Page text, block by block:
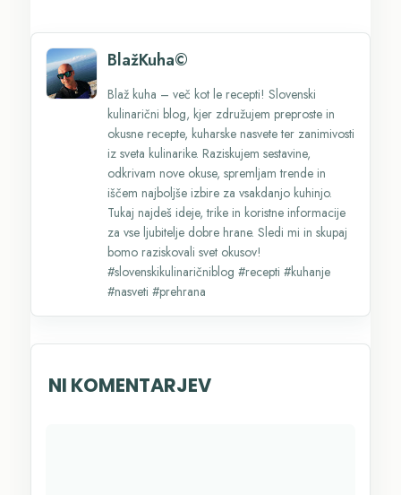
BlažKuha©
Blaž kuha – več kot le recepti! Slovenski
kulinarični blog, kjer združujem preproste in
okusne recepte, kuharske nasvete ter zanimivosti
iz sveta kulinarike. Raziskujem sestavine,
odkrivam nove okuse, spremljam trende in
iščem najboljše izbire za vsakdanjo kuhinjo.
Tukaj najdeš ideje, trike in koristne informacije
za vse ljubitelje dobre hrane. Sledi mi in skupaj
bomo raziskovali svet okusov!
#slovenskikulinaričniblog #recepti #kuhanje
#nasveti #prehrana
NI KOMENTARJEV